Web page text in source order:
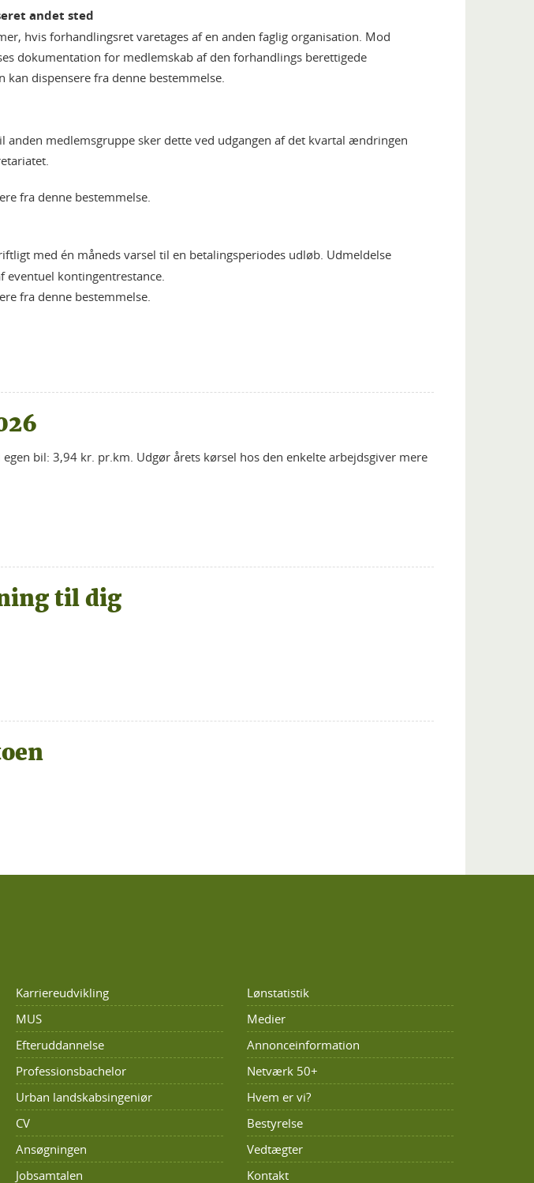
andet sted
hvis forhandlingsret varetages af en anden faglig organisation. Mod
dokumentation for medlemskab af den forhandlings berettigede
kan dispensere fra denne bestemmelse.
anden medlemsgruppe sker dette ved udgangen af det kvartal ændringen
fra denne bestemmelse.
med én måneds varsel til en betalingsperiodes udløb. Udmeldelse
eventuel kontingentrestance.
fra denne bestemmelse.
bil: 3,94 kr. pr.km. Udgør årets kørsel hos den enkelte arbejdsgiver mere
til dig
Karriereudvikling
MUS
Efteruddannelse
Professionsbachelor
Urban landskabsingeniør
CV
Ansøgningen
Jobsamtalen
Lønstatistik
Medier
Annonceinformation
Netværk 50+
Hvem er vi?
Bestyrelse
Vedtægter
Kontakt